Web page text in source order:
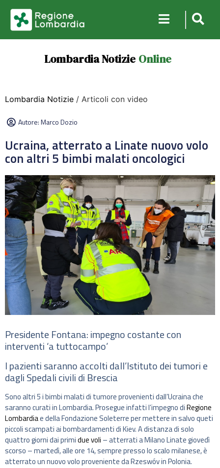
Lombardia Notizie Online
Lombardia Notizie / Articoli con video
Autore:Marco Dozio
Ucraina, atterrato a Linate nuovo volo
con altri 5 bimbi malati oncologici
Presidente Fontana: impegno costante con
interventi ‘a tuttocampo’
I pazienti saranno accolti dall’Istituto dei tumori e
dagli Spedali civili di Brescia
Sono altri 5 i bimbi malati di tumore provenienti dall’Ucraina che
saranno curati in Lombardia. Prosegue infatti l’impegno diRegione
Lombardiae della Fondazione Soleterre per mettere in salvo queti
piccoli scampati ai bombardamenti di Kiev. A distanza di solo
quattro giorni dai primidue voli – atterrati a Milano Linate giovedì
scorso – martedì, alle ore 14, sempre presso lo scalo milanese, è
atterrato un nuovo volo proveniente da Rzeswóv in Polonia.